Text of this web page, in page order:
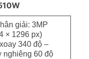
giải: 3MP
× 1296 px)
340 độ –
nghiêng 60 độ